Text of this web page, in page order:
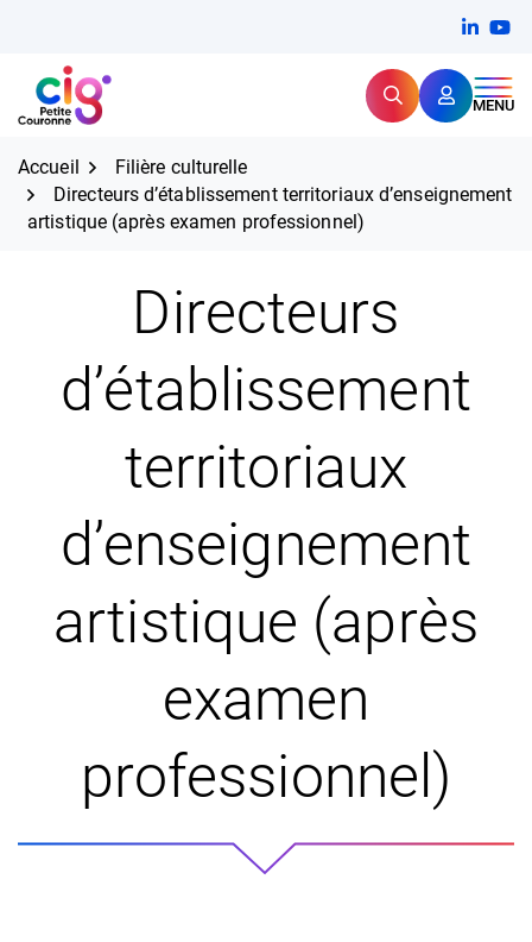
contenu
CIG Petite Couronne RechercherMENU
Expertise et proximité pour
Accueil
Filière culturelle
Directeurs d’établissement territoriaux d’enseignement
artistique (après examen professionnel)
Directeurs
d’établissement
territoriaux
d’enseignement
artistique (après
examen
professionnel)